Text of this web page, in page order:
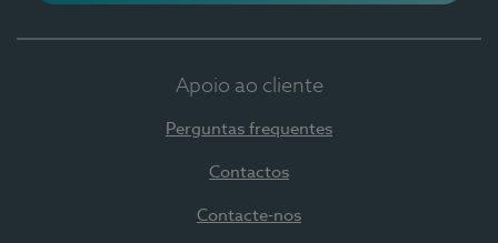
Apoio ao cliente
Perguntas frequentes
Contactos
Contacte-nos